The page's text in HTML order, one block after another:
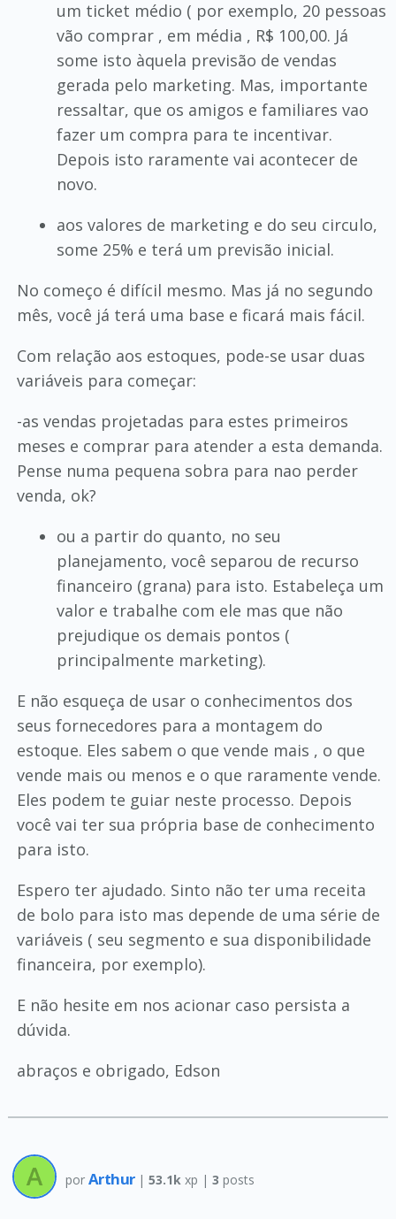
um ticket médio ( por exemplo, 20 pessoas
vão comprar , em média , R$ 100,00. Já
some isto àquela previsão de vendas
gerada pelo marketing. Mas, importante
ressaltar, que os amigos e familiares vao
fazer um compra para te incentivar.
Depois isto raramente vai acontecer de
novo.
aos valores de marketing e do seu circulo,
some 25% e terá um previsão inicial.
No começo é difícil mesmo. Mas já no segundo
mês, você já terá uma base e ficará mais fácil.
Com relação aos estoques, pode-se usar duas
variáveis para começar:
-as vendas projetadas para estes primeiros
meses e comprar para atender a esta demanda.
Pense numa pequena sobra para nao perder
venda, ok?
ou a partir do quanto, no seu
planejamento, você separou de recurso
financeiro (grana) para isto. Estabeleça um
valor e trabalhe com ele mas que não
prejudique os demais pontos (
principalmente marketing).
E não esqueça de usar o conhecimentos dos
seus fornecedores para a montagem do
estoque. Eles sabem o que vende mais , o que
vende mais ou menos e o que raramente vende.
Eles podem te guiar neste processo. Depois
você vai ter sua própria base de conhecimento
para isto.
Espero ter ajudado. Sinto não ter uma receita
de bolo para isto mas depende de uma série de
variáveis ( seu segmento e sua disponibilidade
financeira, por exemplo).
E não hesite em nos acionar caso persista a
dúvida.
abraços e obrigado, Edson
por Arthur | 53.1k xp | 3 posts